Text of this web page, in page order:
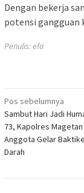
Dengan bekerja
potensi gangguan
Penulis: efa
Navigasi
pos
Pos sebelumnya
Sambut Hari Jadi
73, Kapolres
Anggota Gelar
Darah